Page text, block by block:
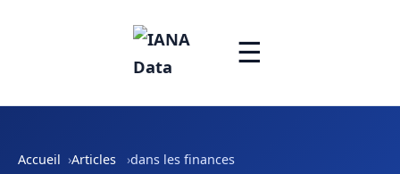
☰
Accueil Articles dans les finances